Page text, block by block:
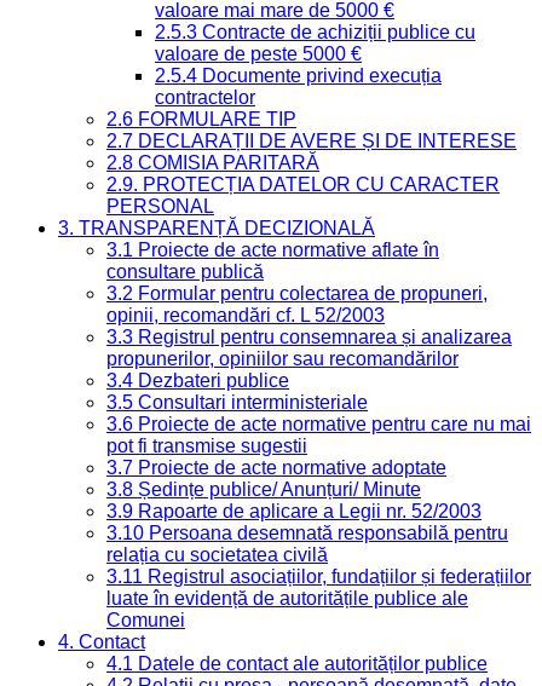
valoare mai mare de 5000 €
2.5.3 Contracte de achiziții publice cu
valoare de peste 5000 €
2.5.4 Documente privind execuția
contractelor
2.6 FORMULARE TIP
2.7 DECLARAȚII DE AVERE ȘI DE INTERESE
2.8 COMISIA PARITARĂ
2.9. PROTECȚIA DATELOR CU CARACTER
PERSONAL
3. TRANSPARENȚĂ DECIZIONALĂ
3.1 Proiecte de acte normative aflate în
consultare publică
3.2 Formular pentru colectarea de propuneri,
opinii, recomandări cf. L 52/2003
3.3 Registrul pentru consemnarea și analizarea
propunerilor, opiniilor sau recomandărilor
3.4 Dezbateri publice
3.5 Consultari interministeriale
3.6 Proiecte de acte normative pentru care nu mai
pot fi transmise sugestii
3.7 Proiecte de acte normative adoptate
3.8 Ședințe publice/ Anunțuri/ Minute
3.9 Rapoarte de aplicare a Legii nr. 52/2003
3.10 Persoana desemnată responsabilă pentru
relația cu societatea civilă
3.11 Registrul asociațiilor, fundațiilor și federațiilor
luate în evidență de autoritățile publice ale
Comunei
4. Contact
4.1 Datele de contact ale autorităților publice